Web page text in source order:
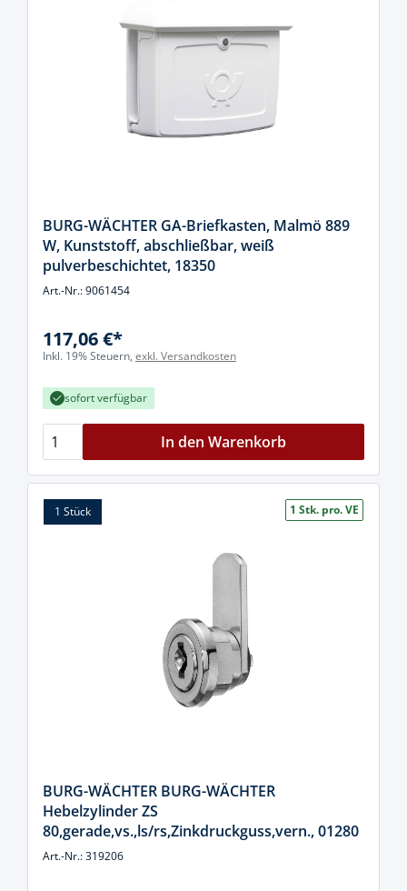
BURG-WÄCHTER GA-Briefkasten, Malmö 889
W, Kunststoff, abschließbar, weiß
pulverbeschichtet, 18350
Art.-Nr.: 9061454
117,06 €*
Inkl. 19% Steuern, exkl. Versandkosten
sofort verfügbar
In den Warenkorb
1 Stück 1 Stk. pro. VE
BURG-WÄCHTER BURG-WÄCHTER
Hebelzylinder ZS
80,gerade,vs.,ls/rs,Zinkdruckguss,vern., 01280
Art.-Nr.: 319206